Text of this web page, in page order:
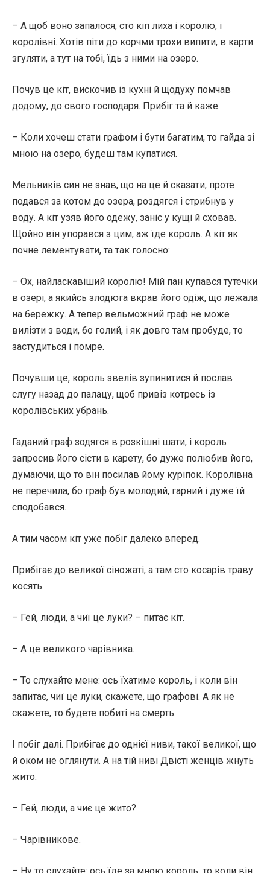
– А щоб воно запалося, сто кіп лиха і королю, і
королівні. Хотів піти до корчми трохи випити, в карти
згуляти, а тут на тобі, їдь з ними на озеро.
Почув це кіт, вискочив із кухні й щодуху помчав
додому, до свого господаря. Прибіг та й каже:
– Коли хочеш стати графом і бути багатим, то гайда зі
мною на озеро, будеш там купатися.
Мельників син не знав, що на це й сказати, проте
подався за котом до озера, роздягся і стрибнув у
воду. А кіт узяв його одежу, заніс у кущі й сховав.
Щойно він упорався з цим, аж їде король. А кіт як
почне лементувати, та так голосно:
– Ох, найласкавіший королю! Мій пан купався тутечки
в озері, а якийсь злодюга вкрав його одіж, що лежала
на бережку. А тепер вельможний граф не може
вилізти з води, бо голий, і як довго там пробуде, то
застудиться і помре.
Почувши це, король звелів зупинитися й послав
слугу назад до палацу, щоб привіз котресь із
королівських убрань.
Гаданий граф зодягся в розкішні шати, і король
запросив його сісти в карету, бо дуже полюбив його,
думаючи, що то він посилав йому куріпок. Королівна
не перечила, бо граф був молодий, гарний і дуже їй
сподобався.
А тим часом кіт уже побіг далеко вперед.
Прибігає до великої сіножаті, а там сто косарів траву
косять.
– Гей, люди, а чиї це луки? – питає кіт.
– А це великого чарівника.
– То слухайте мене: ось їхатиме король, і коли він
запитає, чиї це луки, скажете, що графові. А як не
скажете, то будете побиті на смерть.
І побіг далі. Прибігає до однієї ниви, такої великої, що
й оком не оглянути. А на тій ниві Двісті женців жнуть
жито.
– Гей, люди, а чиє це жито?
– Чарівникове.